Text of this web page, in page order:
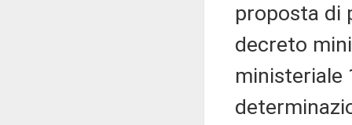
proposta di
decreto
ministeriale